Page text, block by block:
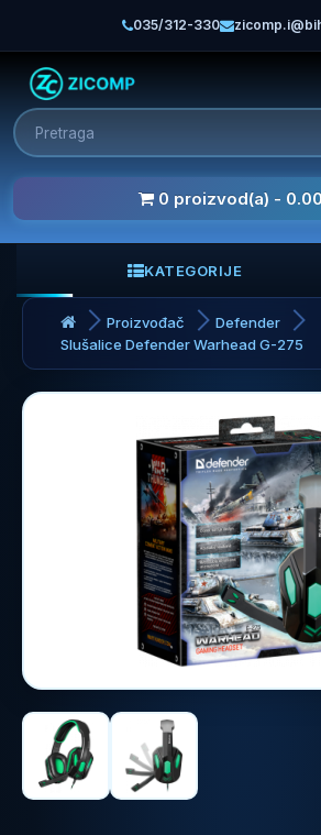
035/312-330
0 proizvod(a) -
KATEGORIJE
Proizvođač
Defender
Slušalice Defender Warhead G-275